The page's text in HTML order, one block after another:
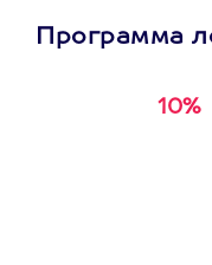
Программа
10%